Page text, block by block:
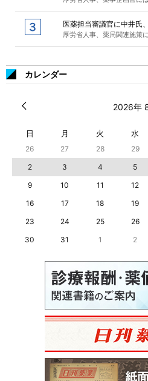
医薬担当審議官に中井氏
厚労省人事、薬局関連施策
カレンダー
2026年
日 月 火 水
26 27 28 29
2
3 4 5
9
10 11 12
16
17 18 19
23
24 25 26
30
31 1 2